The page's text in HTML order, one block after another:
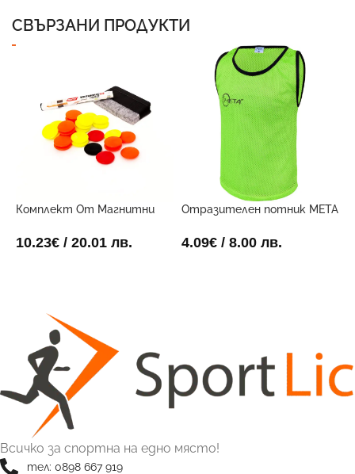
СВЪРЗАНИ ПРОДУКТИ
Комплект От Магнитни
10.23€ / 20.01 лв.
Отразителен потник META
4.09€/ 8.00 лв.
Всичко за спортна на едно място!
тел: 0898 667 919